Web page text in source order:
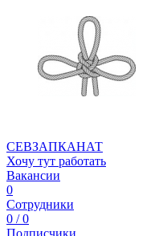
СЕВЗАПКАНАТ
Хочу тут работать
Вакансии
0
Сотрудники
0 / 0
Подписчики